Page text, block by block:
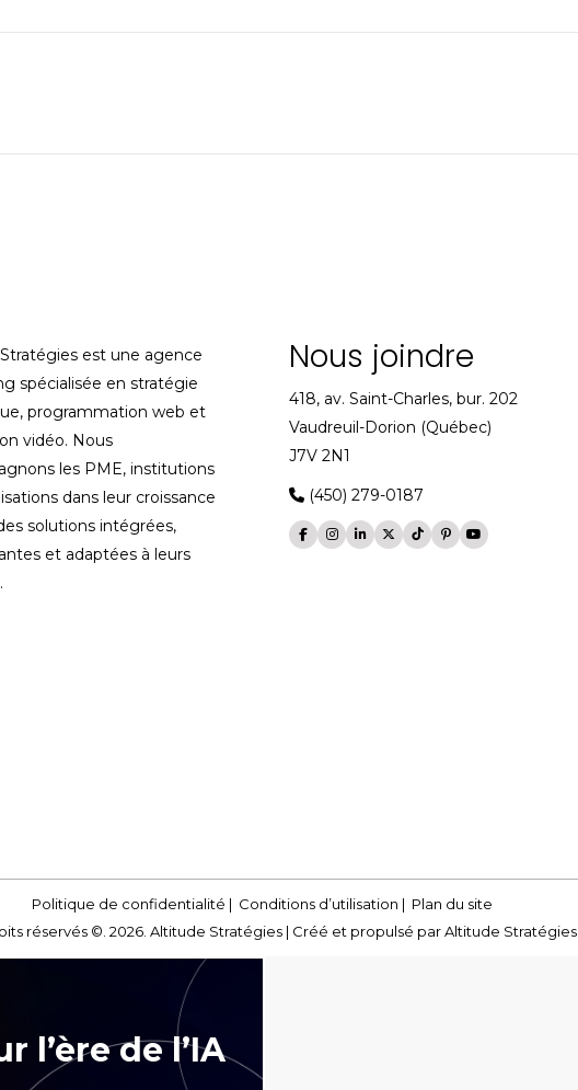
est une agence
spécialisée en stratégie
programmation web et
vidéo. Nous
les PME, institutions
dans leur croissance
solutions intégrées,
et adaptées à leurs
Nous joindre
418, av. Saint-Charles, bur. 202
Vaudreuil-Dorion (Québec)
J7V 2N1
(450) 279-0187
Politique de confidentialité | Conditions d’utilisation | Plan du site
réservés ©. 2026. Altitude Stratégies | Créé et propulsé par Altitude Stratégies
l’ère de l’IA